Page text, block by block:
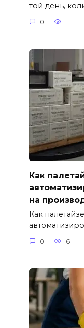
той день,
0 1
Как
на
Как
0 6